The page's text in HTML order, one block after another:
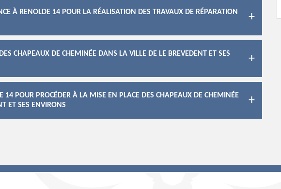
À RENOLDE 14 POUR LA RÉALISATION DES TRAVAUX DE RÉPARATION
CHAPEAUX DE CHEMINÉE DANS LA VILLE DE LE BREVEDENT ET SES
14 POUR PROCÉDER À LA MISE EN PLACE DES CHAPEAUX DE CHEMINÉE
ET SES ENVIRONS